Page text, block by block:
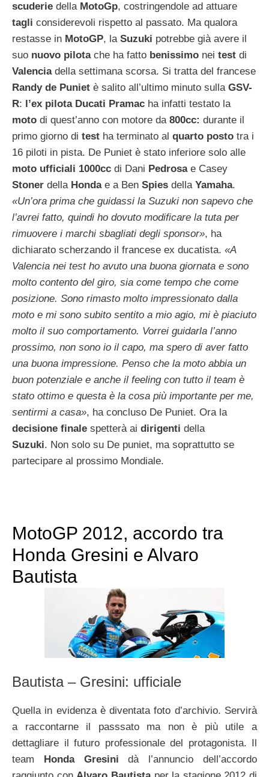
scuderie della MotoGp, costringendole ad attuare
tagli considerevoli rispetto al passato. Ma qualora
restasse in MotoGP, la Suzuki potrebbe già avere il
suo nuovo pilotache ha fatto benissimo nei test di
Valenciadella settimana scorsa. Si tratta del francese
Randy de Puniet è salito all’ultimo minuto sulla GSV-
R: l’ex pilota Ducati Pramac ha infatti testato la
moto di quest’anno con motore da 800cc: durante il
primo giorno di test ha terminato al quarto posto tra i
16 piloti in pista. De Puniet è stato inferiore solo alle
moto ufficiali 1000cc di Dani Pedrosae Casey
Stoner della Hondae a Ben Spies della Yamaha.
«Un’ora prima che guidassi la Suzuki non sapevo che
l’avrei fatto, quindi ho dovuto modificare la tuta per
rimuovere i marchi sbagliati degli sponsor», ha
dichiarato scherzando il francese ex ducatista. «A
Valencia nei test ho avuto una buona giornata e sono
molto contento del giro, sia come tempo che come
posizione. Sono rimasto molto impressionato dalla
moto e mi sono subito sentito a mio agio, mi è piaciuto
molto il suo comportamento. Vorrei guidarla l’anno
prossimo, non sono io il capo, ma spero di aver fatto
una buona impressione. Penso che la moto abbia un
buon potenziale e anche il feeling con tutto il team è
stato ottimo e questa è la cosa più importante per me,
sentirmi a casa», ha concluso De Puniet. Ora la
decisione finale spetterà ai dirigenti della
Suzuki. Non solo su De puniet, ma soprattutto se
partecipare al prossimo Mondiale.
MotoGP 2012, accordo tra
Honda Gresini e Alvaro
Bautista
Bautista – Gresini: ufficiale
Quella in evidenza è diventata foto d’archivio. Servirà
a raccontarne il passsato ma non è più utile a
dettagliare il futuro professionale del protagonista. Il
team Honda Gresini dà l’annuncio dell’accordo